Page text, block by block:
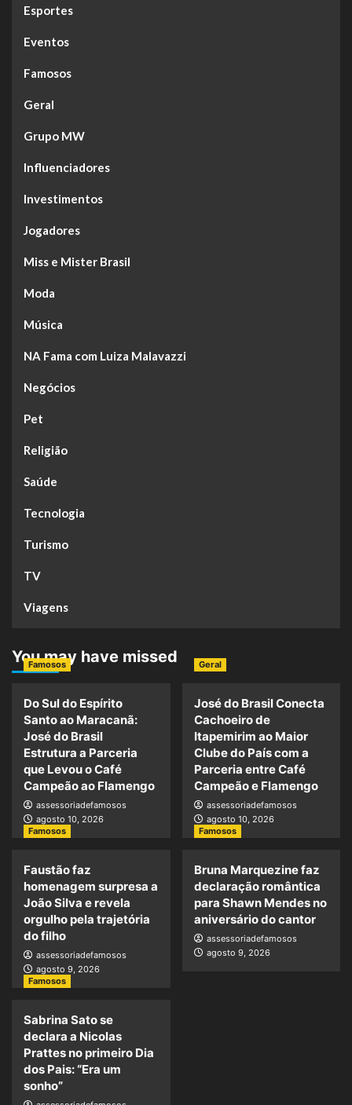
Esportes
Eventos
Famosos
Geral
Grupo MW
Influenciadores
Investimentos
Jogadores
Miss e Mister Brasil
Moda
Música
NA Fama com Luiza Malavazzi
Negócios
Pet
Religião
Saúde
Tecnologia
Turismo
TV
Viagens
You may have missed
Famosos
Do Sul do Espírito
Santo ao Maracanã:
José do Brasil
Estrutura a Parceria
que Levou o Café
Campeão ao Flamengo
assessoriadefamosos
agosto 10, 2026
Geral
José do Brasil Conecta
Cachoeiro de
Itapemirim ao Maior
Clube do País com a
Parceria entre Café
Campeão e Flamengo
assessoriadefamosos
agosto 10, 2026
Famosos
Faustão faz
homenagem surpresa a
João Silva e revela
orgulho pela trajetória
do filho
assessoriadefamosos
agosto 9, 2026
Famosos
Bruna Marquezine faz
declaração romântica
para Shawn Mendes no
aniversário do cantor
assessoriadefamosos
agosto 9, 2026
Famosos
Sabrina Sato se
declara a Nicolas
Prattes no primeiro Dia
dos Pais: “Era um
sonho”